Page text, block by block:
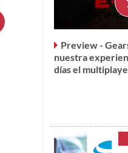
Preview -
nuestra
días el